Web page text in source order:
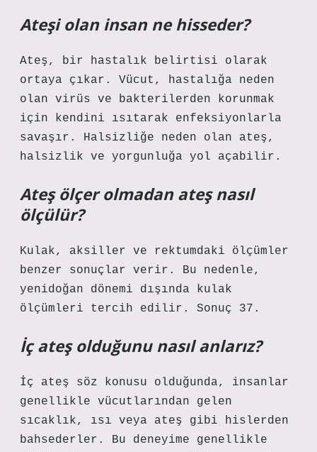
Ateşi olan insan ne hisseder?
Ateş, bir hastalık belirtisi olarak
ortaya çıkar. Vücut, hastalığa neden
olan virüs ve bakterilerden korunmak
için kendini ısıtarak enfeksiyonlarla
savaşır. Halsizliğe neden olan ateş,
halsizlik ve yorgunluğa yol açabilir.
Ateş ölçer olmadan ateş nasıl
ölçülür?
Kulak, aksiller ve rektumdaki ölçümler
benzer sonuçlar verir. Bu nedenle,
yenidoğan dönemi dışında kulak
ölçümleri tercih edilir. Sonuç 37.
İç ateş olduğunu nasıl anlarız?
İç ateş söz konusu olduğunda, insanlar
genellikle vücutlarından gelen
sıcaklık, ısı veya ateş gibi hislerden
bahsederler. Bu deneyime genellikle